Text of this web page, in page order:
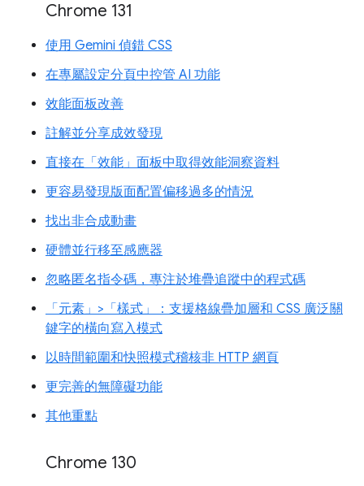
Chrome 131
使用 Gemini 偵錯 CSS
在專屬設定分頁中控管 AI 功能
效能面板改善
註解並分享成效發現
直接在「效能」面板中取得效能洞察資料
更容易發現版面配置偏移過多的情況
找出非合成動畫
硬體並行移至感應器
忽略匿名指令碼，專注於堆疊追蹤中的程式碼
「元素」>「樣式」：支援格線疊加層和 CSS 廣泛關
鍵字的橫向寫入模式
以時間範圍和快照模式稽核非 HTTP 網頁
更完善的無障礙功能
其他重點
Chrome 130